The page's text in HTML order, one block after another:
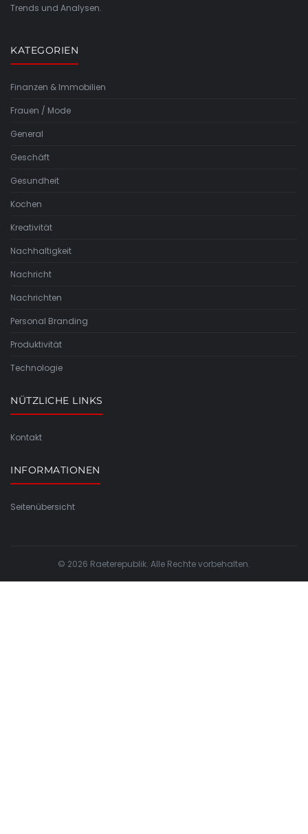
Trends und Analysen.
KATEGORIEN
Finanzen & Immobilien
Frauen / Mode
General
Geschäft
Gesundheit
Kochen
Kreativität
Nachhaltigkeit
Nachricht
Nachrichten
Personal Branding
Produktivität
Technologie
NÜTZLICHE LINKS
Kontakt
INFORMATIONEN
Seitenübersicht
© 2026 Raeterepublik. Alle Rechte vorbehalten.